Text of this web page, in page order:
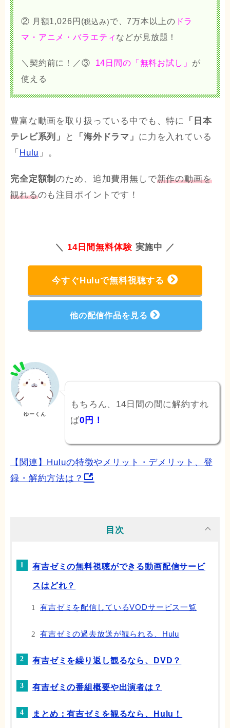
② 月額1,026円(税込み)で、7万本以上の ドラ
マ・アニメ・バラエティ などが見放題！
＼契約前に！／③ 14日間の「無料お試し」 が
使える
豊富な動画を取り扱っている中でも、特に
「日本
テレビ系列」
と 「海外ドラマ」 に力を入れている
「 Hulu 」。
完全定額制のため、追加費用無しで新作の動画を
観れるのも注目ポイントです！
＼ 14日間無料体験 実施中 ／
今すぐHuluで無料視聴する
他の配信作品を見る
ゆーくん
もちろん、14日間の間に解約すれ
ば0円！
【関連】Huluの特徴やメリット・デメリット、登
録・解約方法は？
目次
有吉ゼミの無料視聴ができる動画配信サービ
スはどれ？
有吉ゼミを配信しているVODサービス一覧
有吉ゼミの過去放送が観られる、Hulu
有吉ゼミを繰り返し観るなら、DVD？
有吉ゼミの番組概要や出演者は？
まとめ：有吉ゼミを観るなら、Hulu！